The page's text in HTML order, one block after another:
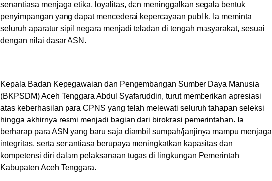
senantiasa menjaga etika, loyalitas, dan meninggalkan segala bentuk
penyimpangan yang dapat mencederai kepercayaan publik. Ia meminta
seluruh aparatur sipil negara menjadi teladan di tengah masyarakat, sesuai
dengan nilai dasar ASN.
Kepala Badan Kepegawaian dan Pengembangan Sumber Daya Manusia
(BKPSDM) Aceh Tenggara Abdul Syafaruddin, turut memberikan apresiasi
atas keberhasilan para CPNS yang telah melewati seluruh tahapan seleksi
hingga akhirnya resmi menjadi bagian dari birokrasi pemerintahan. Ia
berharap para ASN yang baru saja diambil sumpah/janjinya mampu menjaga
integritas, serta senantiasa berupaya meningkatkan kapasitas dan
kompetensi diri dalam pelaksanaan tugas di lingkungan Pemerintah
Kabupaten Aceh Tenggara.